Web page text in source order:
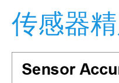
传感器